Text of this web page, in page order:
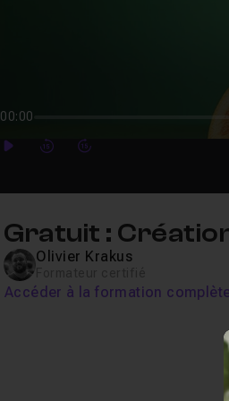
00:00
PlayForwardForward
Gratuit :
Olivier Krakus
Accéder à la formation